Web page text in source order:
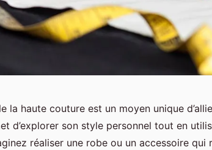
la haute couture est un moyen unique
d’explorer son style personnel tout en
réaliser une robe ou un accessoire qui